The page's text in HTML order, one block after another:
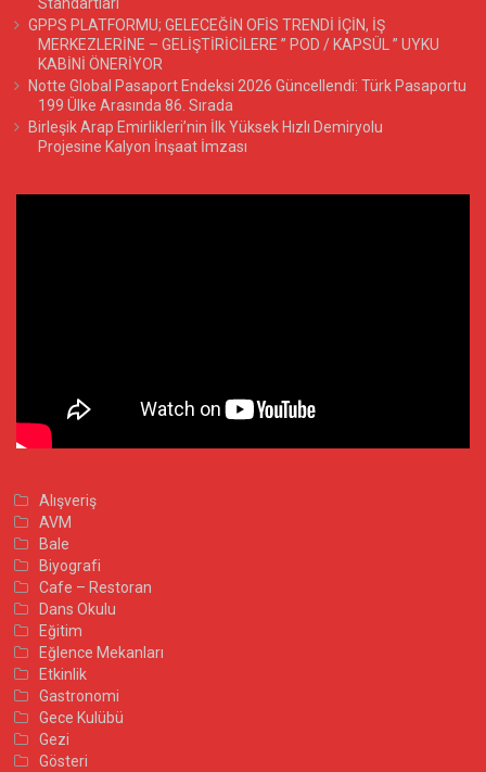
GPPS PLATFORMU; GELECEĞİN OFİS TRENDİ İÇİN, İŞ
MERKEZLERİNE – GELİŞTİRİCİLERE ” POD / KAPSÜL ” UYKU
KABİNİ ÖNERİYOR
Notte Global Pasaport Endeksi 2026 Güncellendi: Türk Pasaportu
199 Ülke Arasında 86. Sırada
Birleşik Arap Emirlikleri’nin İlk Yüksek Hızlı Demiryolu
Projesine Kalyon İnşaat İmzası
Alışveriş
AVM
Bale
Biyografi
Cafe – Restoran
Dans Okulu
Eğitim
Eğlence Mekanları
Etkinlik
Gastronomi
Gece Kulübü
Gezi
Gösteri